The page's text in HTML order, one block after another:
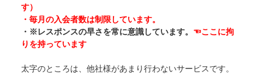
す）
・毎月の入会者数は制限しています。
・※レスポンスの早さを常に意識しています。 ☜ここに拘
りを持っています
太字のところは、他社様があまり行わないサービスです。